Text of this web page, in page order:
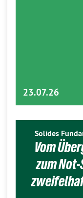
23.07.26
Solides
Vom
zum